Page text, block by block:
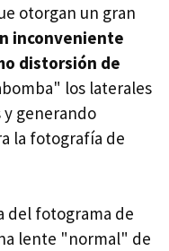
otorgan un gran
inconveniente
distorsión de
los laterales
generando
la fotografía de
del fotograma de
lente "normal" de